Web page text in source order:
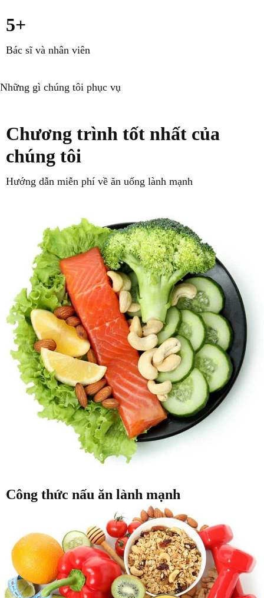
5+
Bác sĩ và nhân viên
Những gì chúng tôi phục vụ
Chương trình tốt nhất của
chúng tôi
Hướng dẫn miễn phí về ăn uống lành mạnh
Công thức nấu ăn lành mạnh